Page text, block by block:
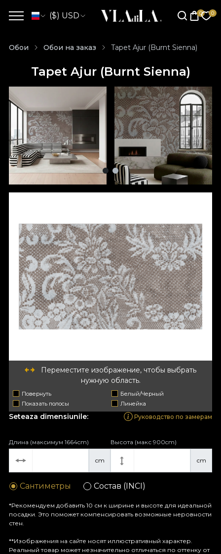
($) USD
Обои Обои на заказ Tapet Ajur (Burnt Sienna)
Tapet Ajur (Burnt Sienna)
Переместите изображение, чтобы выбрать
нужную область.
Повернуть
Белый/Черный
Показать полосы
Линейка
Seteaza dimensiunile: Руководство по замерам
cm
Длина (максимум 1664cm)
cm
Высота (макс 900cm)
Сантиметры Состав (INCI)
*Рекомендуем добавить 10 см к ширине и высоте для идеальной
посадки. Это поможет компенсировать возможные неровности
стен.
**Изображения на сайте носят иллюстративный характер.
Реальный товар может незначительно отличаться по оттенку от